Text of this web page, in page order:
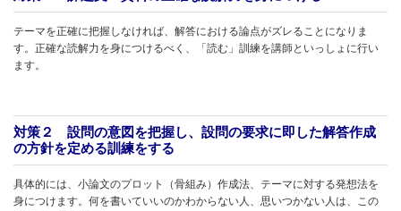
テーマを正確に把握しなければ、解答における論点がズレることになりま
す。正確な読解力を身につけるべく、「読む」訓練を講師といっしょに行い
ます。
対策２ 設問の意図を把握し、設問の要求に即した解答作成
の方針を定める訓練をする
具体的には、小論文のプロット（骨組み）作成法、テーマに対する発想法を
身につけます。何を書いていいのかわからない人、思いつかない人は、この